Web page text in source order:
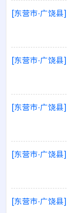
[东营市·广饶县]
[东营市·广饶县]
[东营市·广饶县]
[东营市·广饶县]
[东营市·广饶县]